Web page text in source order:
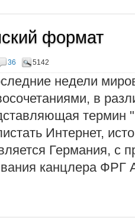
формат
36 5142
недели
в
термин
Интернет,
Германия, с
канцлера ФРГ